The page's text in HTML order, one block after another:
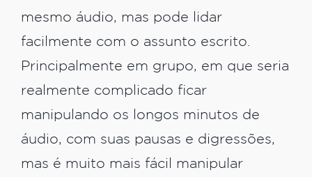
mesmo áudio, mas pode lidar
facilmente com o assunto escrito.
Principalmente em grupo, em que seria
realmente complicado ficar
manipulando os longos minutos de
áudio, com suas pausas e digressões,
mas é muito mais fácil manipular